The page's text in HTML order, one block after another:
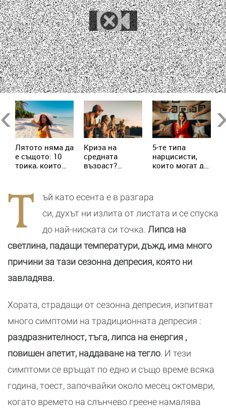
Лятото няма да
е същото: 10
трика, които
Криза на
средната
възраст?
правилата
5-те типа
нарцисисти,
които могат да
Т
ъй като есента е в разгара
си, духът ни излита от листата и се спуска
до най-ниската си точка. Липса на
светлина, падащи температури, дъжд, има много
причини за тази сезонна депресия, която ни
завладява.
Хората, страдащи от сезонна депресия, изпитват
много симптоми на традиционната депресия :
раздразнителност, тъга, липса на енергия ,
повишен апетит, наддаване на тегло. И тези
симптоми се връщат по едно и също време всяка
година, тоест, започвайки около месец октомври,
когато времето на слънчево греене намалява